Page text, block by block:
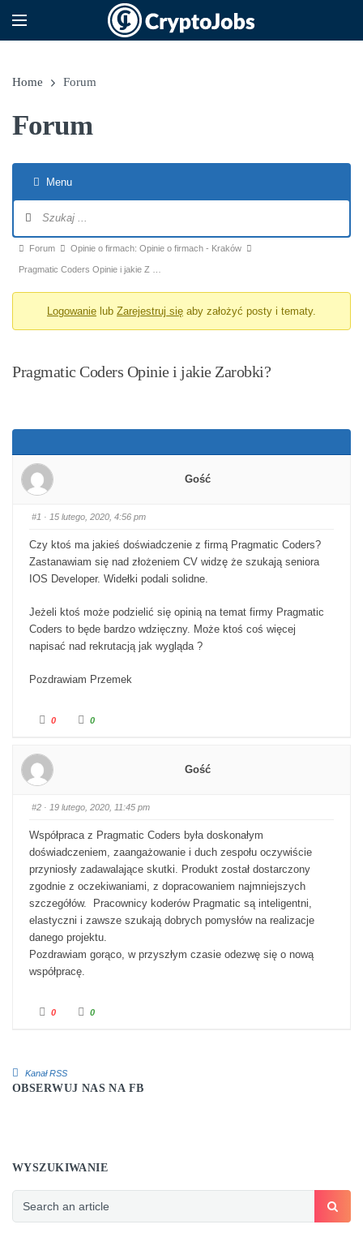
Home Forum
Forum
Menu
Ścieżka forum - jesteś tutaj:
Forum Opinie o firmach: Opinie o firmach - Kraków
Pragmatic Coders Opinie i jakie Z …
Logowanie lub Zarejestruj się aby założyć posty i tematy.
Pragmatic Coders Opinie i jakie Zarobki?
Gość
#1 · 15 lutego, 2020, 4:56 pm
Czy ktoś ma jakieś doświadczenie z firmą Pragmatic Coders?
Zastanawiam się nad złożeniem CV widzę że szukają seniora
IOS Developer. Widełki podali solidne.
Jeżeli ktoś może podzielić się opinią na temat firmy Pragmatic
Coders to będe bardzo wdzięczny. Może ktoś coś więcej
napisać nad rekrutacją jak wygląda ?
Pozdrawiam Przemek
Kliknij dla kciuka w dół.
0 Kliknij dla kciuka w górę.
0
Gość
#2 · 19 lutego, 2020, 11:45 pm
Współpraca z Pragmatic Coders była doskonałym
doświadczeniem, zaangażowanie i duch zespołu oczywiście
przyniosły zadawalające skutki. Produkt został dostarczony
zgodnie z oczekiwaniami, z dopracowaniem najmniejszych
szczegółów. Pracownicy koderów Pragmatic są inteligentni,
elastyczni i zawsze szukają dobrych pomysłów na realizacje
danego projektu.
Pozdrawiam gorąco, w przyszłym czasie odezwę się o nową
współpracę.
Kliknij dla kciuka w dół.
0 Kliknij dla kciuka w górę.
0
Kanał RSS
OBSERWUJ NAS NA FB
WYSZUKIWANIE